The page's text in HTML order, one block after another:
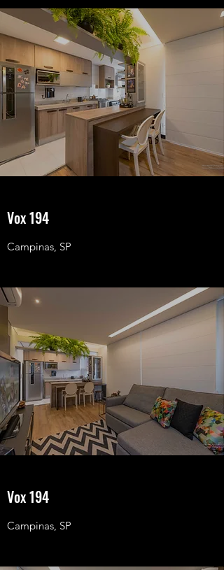
Vox 194
Campinas, SP
Vox 194
Campinas, SP